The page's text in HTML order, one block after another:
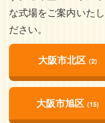
な式場をご案内いた
ださい。
大阪市北区 (2)
大阪市旭区 (15)